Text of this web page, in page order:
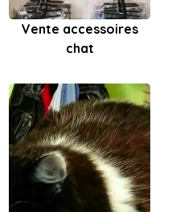
Vente accessoires
chat